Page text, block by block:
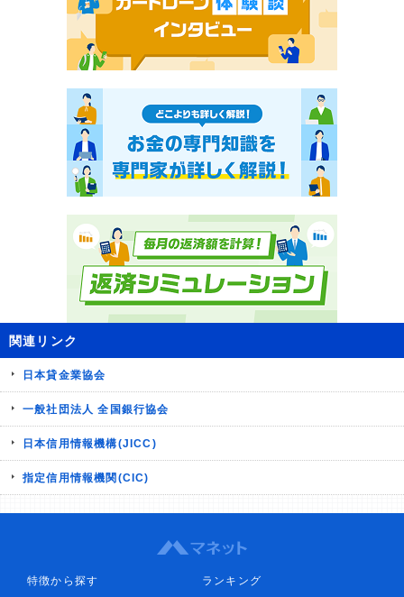
関連リンク
日本貸金業協会
一般社団法人 全国銀行協会
日本信用情報機構(JICC)
指定信用情報機関(CIC)
特徴から探す
ランキング